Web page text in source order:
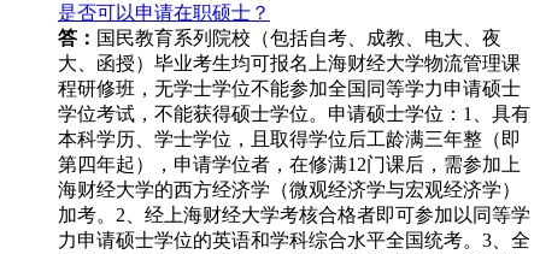
是否可以申请在职硕士？
答： 国民教育系列院校（包括自考、成教、电大、夜
大、函授）毕业考生均可报名上海财经大学物流管理课
程研修班，无学士学位不能参加全国同等学力申请硕士
学位考试，不能获得硕士学位。申请硕士学位：1、具有
本科学历、学士学位，且取得学位后工龄满三年整（即
第四年起），申请学位者，在修满12门课后，需参加上
海财经大学的西方经济学（微观经济学与宏观经济学）
加考。2、经上海财经大学考核合格者即可参加以同等学
力申请硕士学位的英语和学科综合水平全国统考。3、全